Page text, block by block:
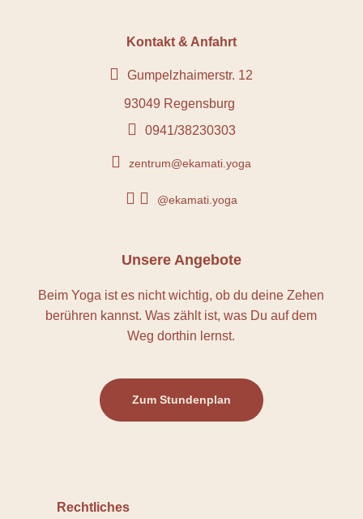
Kontakt & Anfahrt
 Gumpelzhaimerstr. 12
93049 Regensburg
 0941/38230303
 zentrum@ekamati.yoga
  @ekamati.yoga
Unsere Angebote
Beim Yoga ist es nicht wichtig, ob du deine Zehen
berühren kannst. Was zählt ist, was Du auf dem
Weg dorthin lernst.
Zum Stundenplan